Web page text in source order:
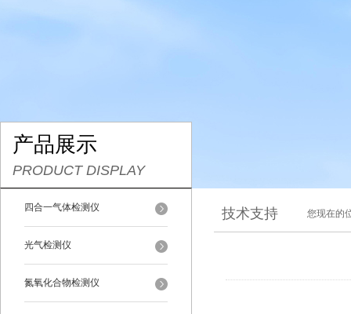
产品展示
PRODUCT DISPLAY
四合一气体检测仪
光气检测仪
氮氧化合物检测仪
技术支持 您现在的